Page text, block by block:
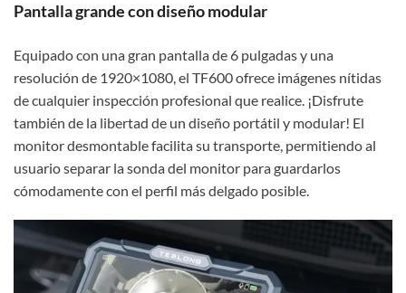
Pantalla grande con diseño modular
Equipado con una gran pantalla de 6 pulgadas y una
resolución de 1920×1080, el TF600 ofrece imágenes nítidas
de cualquier inspección profesional que realice. ¡Disfrute
también de la libertad de un diseño portátil y modular! El
monitor desmontable facilita su transporte, permitiendo al
usuario separar la sonda del monitor para guardarlos
cómodamente con el perfil más delgado posible.